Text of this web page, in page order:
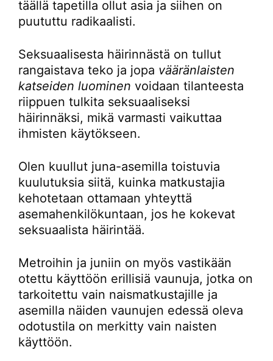
täällä tapetilla ollut asia ja siihen on
puututtu radikaalisti.
Seksuaalisesta häirinnästä on tullut
rangaistava teko ja jopa vääränlaisten
katseiden luominen voidaan tilanteesta
riippuen tulkita seksuaaliseksi
häirinnäksi, mikä varmasti vaikuttaa
ihmisten käytökseen.
Olen kuullut juna-asemilla toistuvia
kuulutuksia siitä, kuinka matkustajia
kehotetaan ottamaan yhteyttä
asemahenkilökuntaan, jos he kokevat
seksuaalista häirintää.
Metroihin ja juniin on myös vastikään
otettu käyttöön erillisiä vaunuja, jotka on
tarkoitettu vain naismatkustajille ja
asemilla näiden vaunujen edessä oleva
odotustila on merkitty vain naisten
käyttöön.